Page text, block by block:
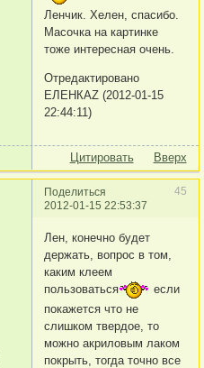
Ленчик. Хелен, спасибо.
Масочка на картинке
тоже интересная очень.
Отредактировано
ЕЛЕНКАZ (2012-01-15
22:44:11)
Цитировать Вверх
Поделиться
45
2012-01-15 22:53:37
Лен, конечно будет
держать, вопрос в том,
каким клеем
пользоваться
если
покажется что не
слишком твердое, то
можно акриловым лаком
покрыть, тогда точно все